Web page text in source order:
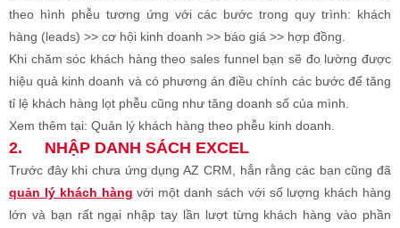
theo hình phễu tương ứng với các bước trong quy trình: khách
hàng (leads) >> cơ hội kinh doanh >> báo giá >> hợp đồng.
Khi chăm sóc khách hàng theo sales funnel bạn sẽ đo lường được
hiệu quả kinh doanh và có phương án điều chính các bước để tăng
tỉ lệ khách hàng lọt phễu cũng như tăng doanh số của mình.
Xem thêm tại: Quản lý khách hàng theo phễu kinh doanh.
2. NHẬP DANH SÁCH EXCEL
Trước đây khi chưa ứng dụng AZ CRM, hẳn rằng các bạn cũng đã
quản lý khách hàng với một danh sách với số lượng khách hàng
lớn và bạn rất ngại nhập tay lần lượt từng khách hàng vào phần